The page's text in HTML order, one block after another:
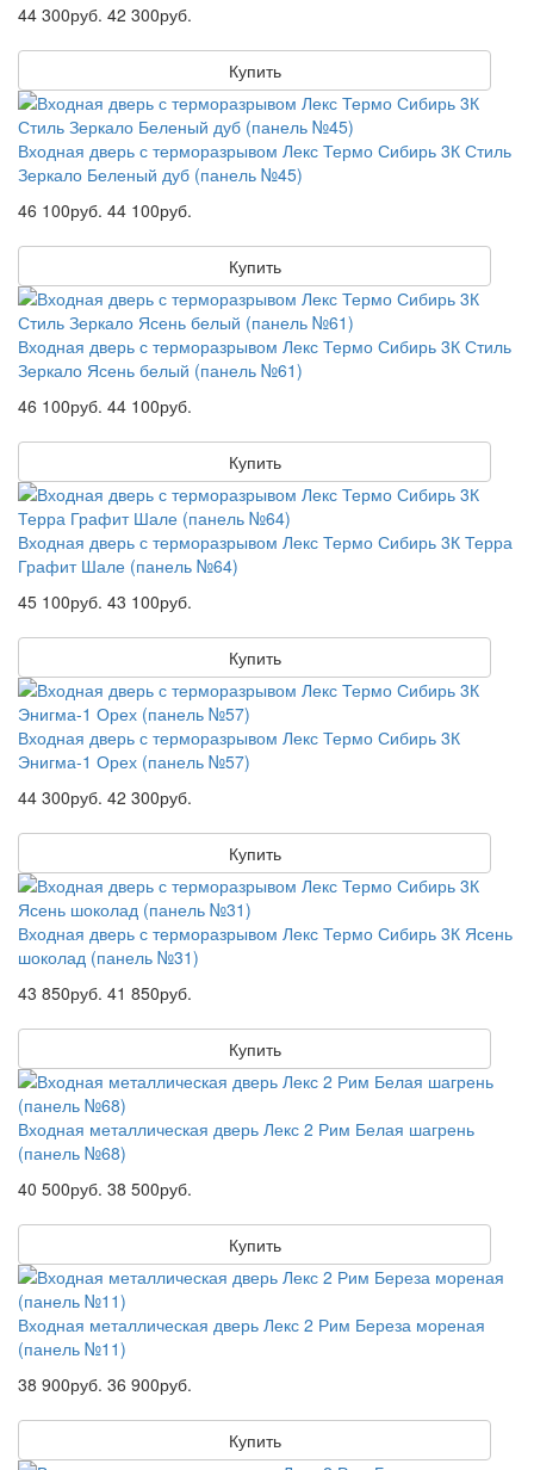
44 300руб. 42 300руб.
Купить
Входная дверь с терморазрывом Лекс Термо Сибирь 3К Стиль
Зеркало Беленый дуб (панель №45)
46 100руб. 44 100руб.
Купить
Входная дверь с терморазрывом Лекс Термо Сибирь 3К Стиль
Зеркало Ясень белый (панель №61)
46 100руб. 44 100руб.
Купить
Входная дверь с терморазрывом Лекс Термо Сибирь 3К Терра
Графит Шале (панель №64)
45 100руб. 43 100руб.
Купить
Входная дверь с терморазрывом Лекс Термо Сибирь 3К
Энигма-1 Орех (панель №57)
44 300руб. 42 300руб.
Купить
Входная дверь с терморазрывом Лекс Термо Сибирь 3К Ясень
шоколад (панель №31)
43 850руб. 41 850руб.
Купить
Входная металлическая дверь Лекс 2 Рим Белая шагрень
(панель №68)
40 500руб. 38 500руб.
Купить
Входная металлическая дверь Лекс 2 Рим Береза мореная
(панель №11)
38 900руб. 36 900руб.
Купить